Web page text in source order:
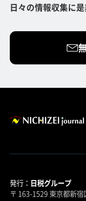
日々の情報収集に是
発行： 日税グループ
〒 163-1529 東京都新